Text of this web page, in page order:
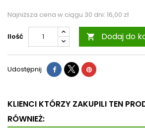
Najniższa cena w ciągu 30 dni: 16,00 zł
Ilość  Dodaj do
Udostępnij
KLIENCI KTÓRZY ZAKUPILI TEN
RÓWNIEŻ: